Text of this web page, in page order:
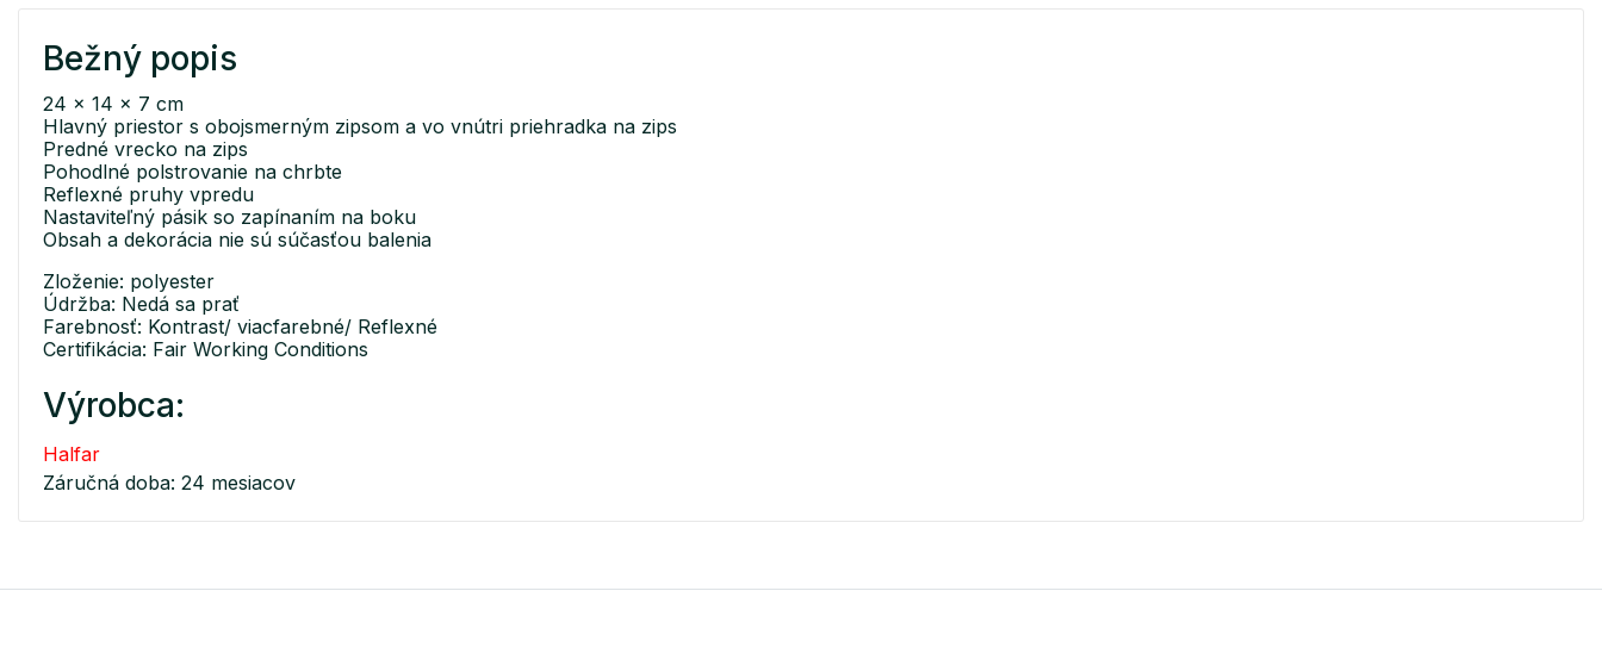
Bežný popis
24 x 14 x 7 cm
Hlavný priestor s obojsmerným zipsom a vo vnútri priehradka na zips
Predné vrecko na zips
Pohodlné polstrovanie na chrbte
Reflexné pruhy vpredu
Nastaviteľný pásik so zapínaním na boku
Obsah a dekorácia nie sú súčasťou balenia
Zloženie: polyester
Údržba: Nedá sa prať
Farebnosť: Kontrast/ viacfarebné/ Reflexné
Certifikácia: Fair Working Conditions
Výrobca:
Halfar
Záručná doba: 24 mesiacov